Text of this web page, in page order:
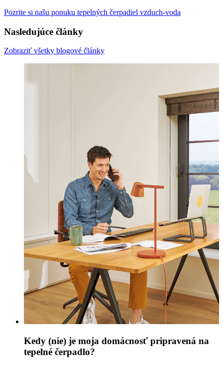
Pozrite si našu ponuku tepelných čerpadiel vzduch-voda
Nasledujúce články
Zobraziť všetky blogové články
Kedy (nie) je moja domácnosť pripravená na
tepelné čerpadlo?